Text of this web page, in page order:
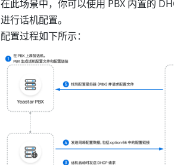
在此场景中，你可以使用 PBX 内置的
进行话机配置。
配置过程如下所示：